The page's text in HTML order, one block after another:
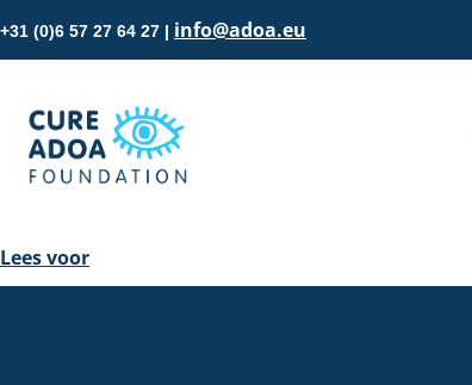
+31 (0)6 57 27 64 27 | info@adoa.eu
Lees voor